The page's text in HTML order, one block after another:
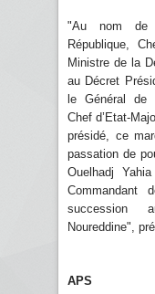
"Au nom de
République,
Ministre de la
au Décret
le Général de
Chef d’Etat-
présidé, ce
passation de
Ouelhadj
Commandant
succession
Noureddine",
APS